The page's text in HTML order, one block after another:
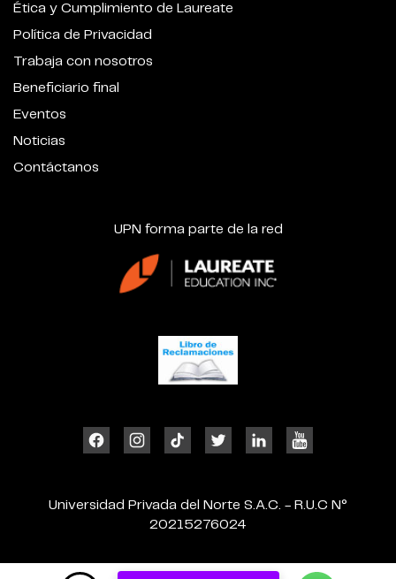
Ética y Cumplimiento de Laureate
Política de Privacidad
Trabaja con nosotros
Beneficiario final
Eventos
Noticias
Contáctanos
UPN forma parte de la red
Universidad Privada del Norte S.A.C. - R.U.C N°
20215276024